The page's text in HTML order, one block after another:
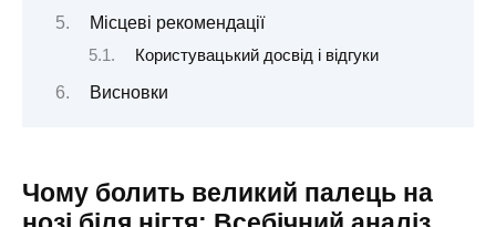
Місцеві рекомендації
Користувацький досвід і відгуки
Висновки
Чому болить великий палець на